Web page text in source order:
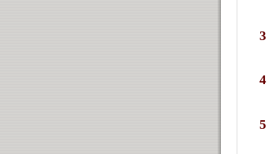
3
4
5